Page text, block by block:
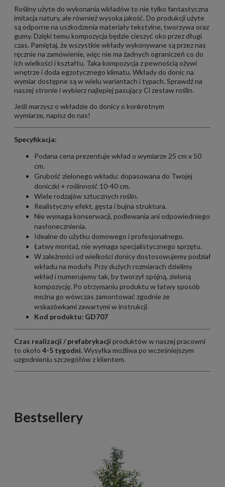
Rośliny użyte do wykonania wkładów to nie tylko fantastyczna
imitacja natury, ale również wysoka jakość. Do produkcji użyte
są odporne na uszkodzenia materiały tekstylne, tworzywa oraz
gumy. Dzięki temu kompozycja będzie cieszyć oko przez długi
czas. Pamiętaj, że wszystkie wkłady wykonywane są przez nas
ręcznie na zamówienie, więc nie ma żadnych ograniczeń co do
ich wielkości i kształtu. Taka kompozycja z pewnością ożywi
wnętrze i doda egzotycznego klimatu. Wkłady do donic na
wymiar dostępne są w wielu wariantach i typach. Sprawdź na
naszej stronie i wybierz najlepiej pasujący Ci zestaw roślin.
Jeśli marzysz o wkładzie do donicy o konkretnym
wymiarze, napisz do nas!
Specyfikacja:
Podana cena prezentuje wkład o wymiarze 25 cm x 50
cm.
Grubość zielonego wkładu: dopasowana do Twojej
doniczki + roślinność 10-40 cm.
Wiele rodzajów sztucznych roślin.
Realistyczny efekt, gęsta i bujna struktura.
Nie wymaga konserwacji, podlewania ani odpowiedniego
nasłonecznienia.
Idealne do użytku domowego i profesjonalnego.
Łatwy montaż, nie wymaga specjalistycznego sprzętu.
W zależności od wielkości donicy dostosowujemy podział
wkładu na moduły. Przy dużych rozmiarach dzielimy
wkład i numerujemy tak, by tworzył spójną, zieloną
kompozycję. Po otrzymaniu produktu w łatwy sposób
można go wówczas zamontować zgodnie ze
wskazówkami zawartymi w instrukcji.
Kod produktu: GD707
Czas realizacji / prefabrykacji produktów w naszej pracowni
to około 4-5 tygodni.Wysyłka możliwa po wcześniejszym
uzgodnieniu szczegółów z klientem.
Bestsellery